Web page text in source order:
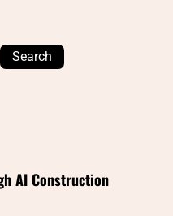
Search
AI Construction